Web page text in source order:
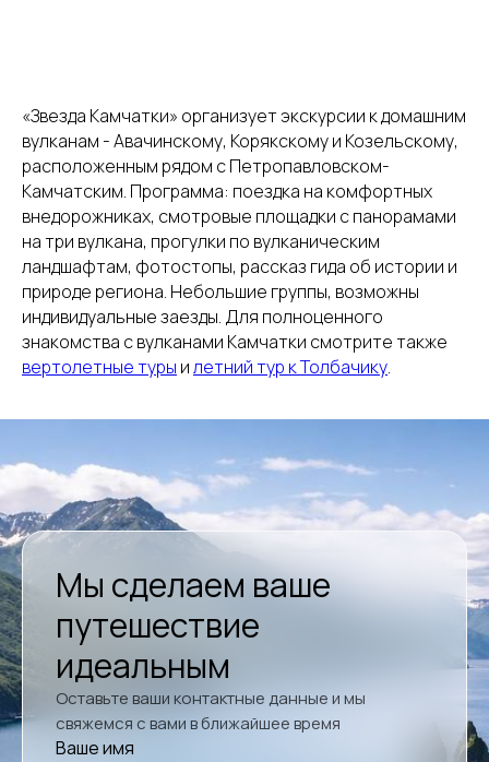
«Звезда Камчатки» организует экскурсии к домашним
вулканам - Авачинскому, Корякскому и Козельскому,
расположенным рядом с Петропавловском-
Камчатским. Программа: поездка на комфортных
внедорожниках, смотровые площадки с панорамами
на три вулкана, прогулки по вулканическим
ландшафтам, фотостопы, рассказ гида об истории и
природе региона. Небольшие группы, возможны
индивидуальные заезды. Для полноценного
знакомства с вулканами Камчатки смотрите также
вертолетные туры илетний тур к Толбачику.
Мы сделаем ваше
путешествие
идеальным
Оставьте ваши контактные данные и мы
свяжемся с вами в ближайшее время
Ваше имя